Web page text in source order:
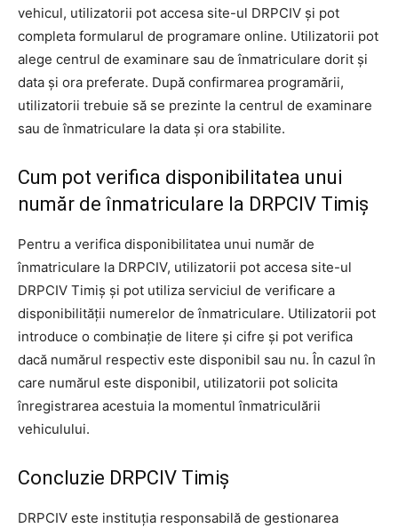
vehicul, utilizatorii pot accesa site-ul DRPCIV și pot
completa formularul de programare online. Utilizatorii pot
alege centrul de examinare sau de înmatriculare dorit și
data și ora preferate. După confirmarea programării,
utilizatorii trebuie să se prezinte la centrul de examinare
sau de înmatriculare la data și ora stabilite.
Cum pot verifica disponibilitatea unui
număr de înmatriculare la DRPCIV Timiș
Pentru a verifica disponibilitatea unui număr de
înmatriculare la DRPCIV, utilizatorii pot accesa site-ul
DRPCIV Timiș și pot utiliza serviciul de verificare a
disponibilității numerelor de înmatriculare. Utilizatorii pot
introduce o combinație de litere și cifre și pot verifica
dacă numărul respectiv este disponibil sau nu. În cazul în
care numărul este disponibil, utilizatorii pot solicita
înregistrarea acestuia la momentul înmatriculării
vehiculului.
Concluzie DRPCIV Timiș
DRPCIV este instituția responsabilă de gestionarea